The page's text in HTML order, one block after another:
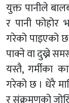
युक्त पानीले
र पानी फोहोर
गरेको पाइएको
पाक्ने वा दुख्ने
यस्तै, गर्मीका
गरेको छ । धेरै